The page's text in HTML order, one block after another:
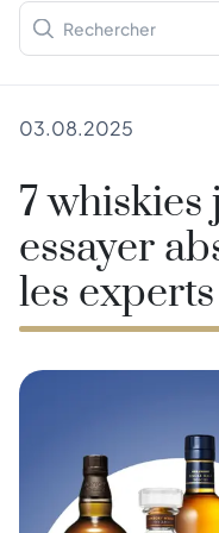
03.08.2025
7 whiskies
essayer
les experts